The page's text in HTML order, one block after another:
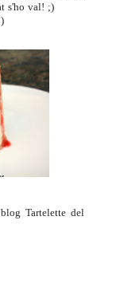
s'ho val! ;)
blogTartelette del